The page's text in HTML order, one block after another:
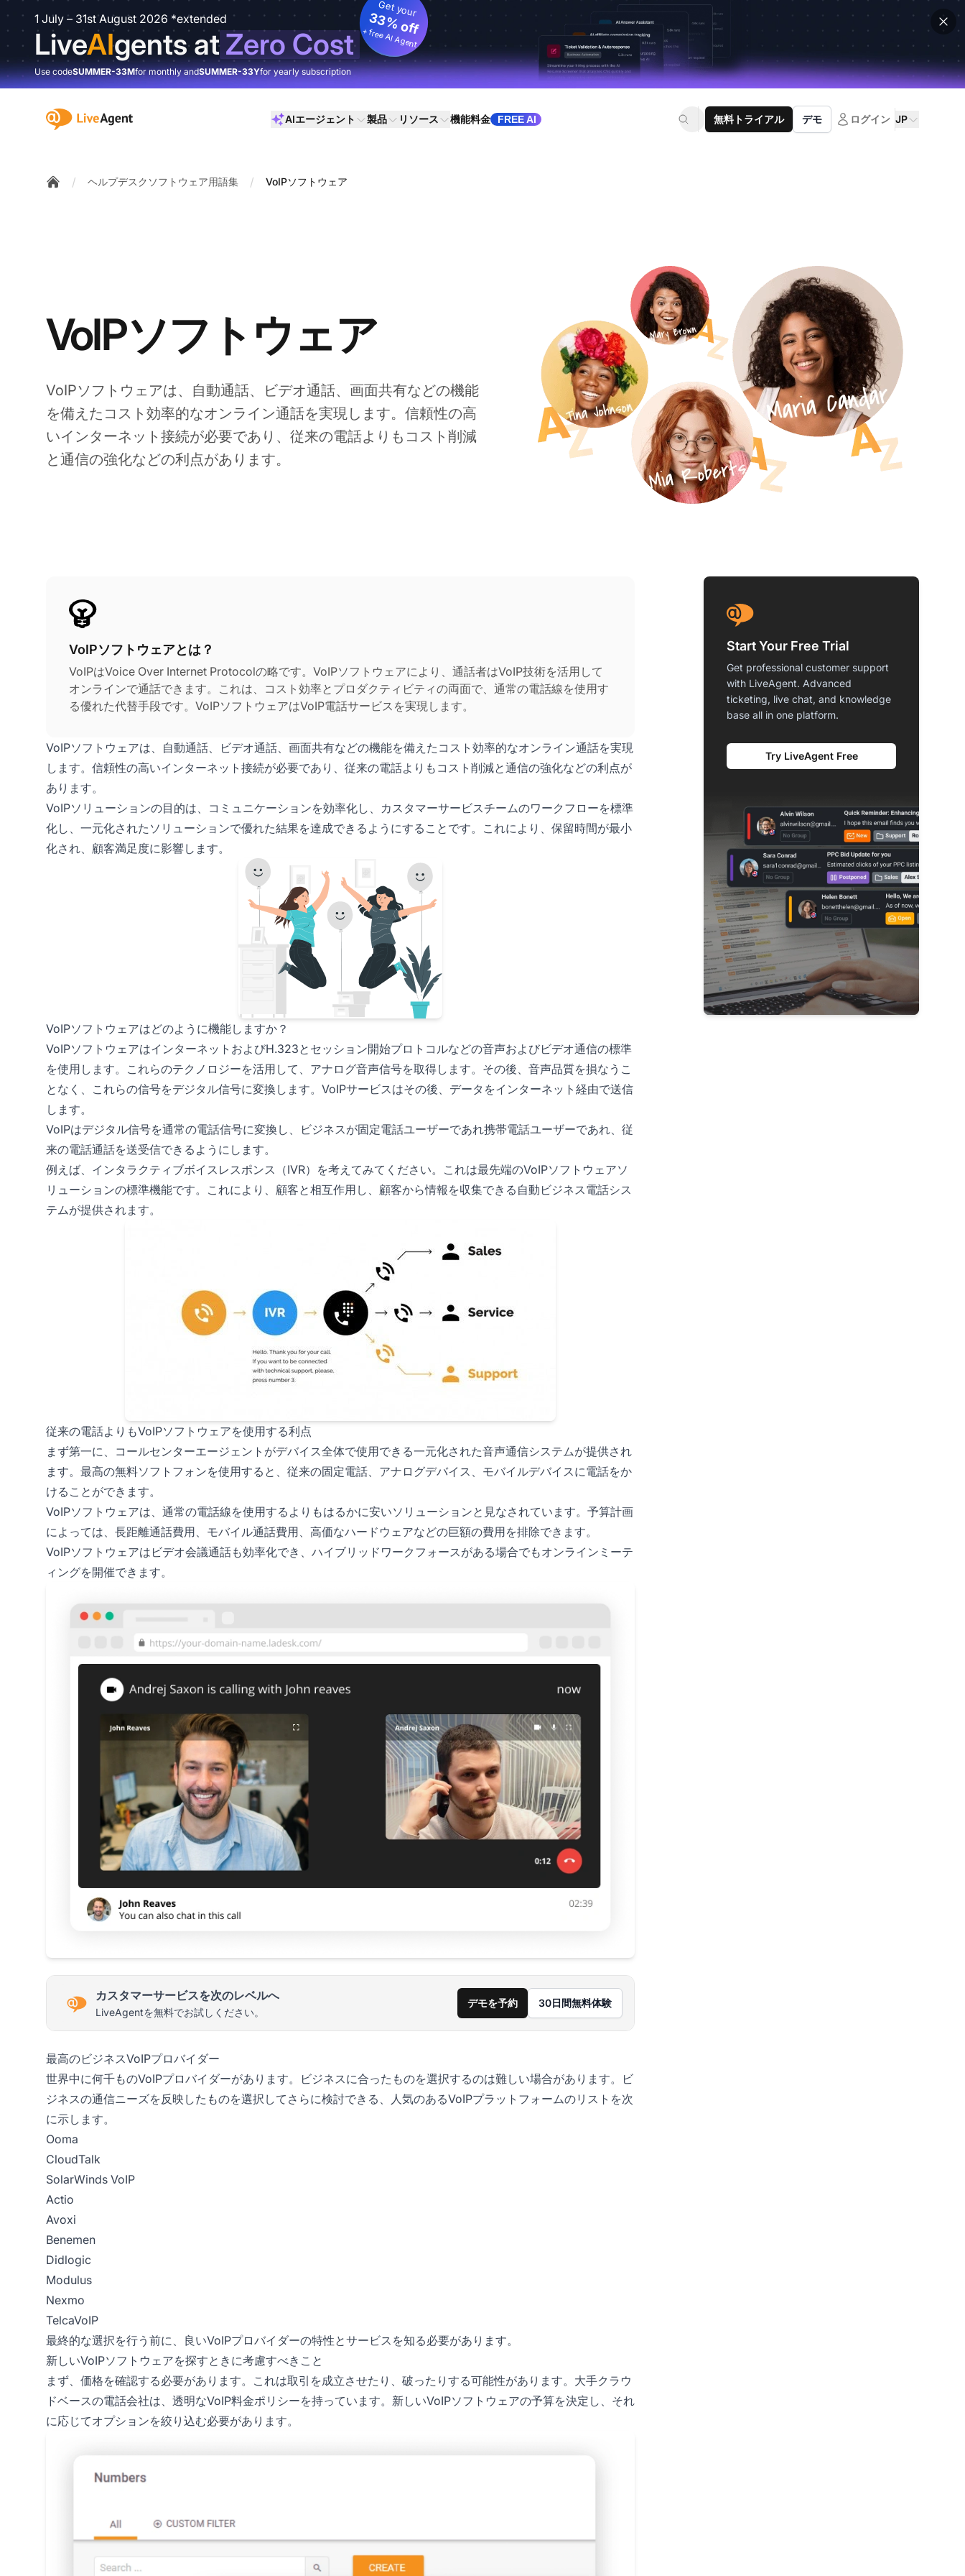
1 July – 31st August 2026 *extended
LiveAIgents atZero Cost
Get your
33% off
+ free AI Agent
Use codeSUMMER-33Mfor monthly andSUMMER-33Yfor yearly subscription
:site.title AIエージェント 製品 リソース 機能料金 FREE AI 無料トライアル デモ ログイン JP
/ ヘルプデスクソフトウェア用語集 / VoIPソフトウェア
VoIPソフトウェア
VoIPソフトウェアは、自動通話、ビデオ通話、画面共有などの機能
を備えたコスト効率的なオンライン通話を実現します。信頼性の高
いインターネット接続が必要であり、従来の電話よりもコスト削減
と通信の強化などの利点があります。
VoIPソフトウェアとは？
VoIPはVoice Over Internet Protocolの略です。VoIPソフトウェアにより、通話者はVoIP技術を活用して
オンラインで通話できます。これは、コスト効率とプロダクティビティの両面で、通常の電話線を使用す
る優れた代替手段です。VoIPソフトウェアはVoIP電話サービスを実現します。
VoIPソフトウェアは、自動通話、ビデオ通話、画面共有などの機能を備えたコスト効率的なオンライン通話を実現
します。信頼性の高いインターネット接続が必要であり、従来の電話よりもコスト削減と通信の強化などの利点が
あります。
VoIPソリューションの目的は、コミュニケーションを効率化し、カスタマーサービスチームのワークフローを標準
化し、一元化されたソリューションで優れた結果を達成できるようにすることです。これにより、保留時間が最小
化され、顧客満足度に影響します。
VoIPソフトウェアはどのように機能しますか？
VoIPソフトウェアはインターネットおよびH.323とセッション開始プロトコルなどの音声およびビデオ通信の標準
を使用します。これらのテクノロジーを活用して、アナログ音声信号を取得します。その後、音声品質を損なうこ
となく、これらの信号をデジタル信号に変換します。VoIPサービスはその後、データをインターネット経由で送信
します。
VoIPはデジタル信号を通常の電話信号に変換し、ビジネスが固定電話ユーザーであれ携帯電話ユーザーであれ、従
来の電話通話を送受信できるようにします。
例えば、インタラクティブボイスレスポンス（IVR）を考えてみてください。これは最先端のVoIPソフトウェアソ
リューションの標準機能です。これにより、顧客と相互作用し、顧客から情報を収集できる自動ビジネス電話シス
テムが提供されます。
従来の電話よりもVoIPソフトウェアを使用する利点
まず第一に、コールセンターエージェントがデバイス全体で使用できる一元化された音声通信システムが提供され
ます。最高の無料ソフトフォンを使用すると、従来の固定電話、アナログデバイス、モバイルデバイスに電話をか
けることができます。
VoIPソフトウェアは、通常の電話線を使用するよりもはるかに安いソリューションと見なされています。予算計画
によっては、長距離通話費用、モバイル通話費用、高価なハードウェアなどの巨額の費用を排除できます。
VoIPソフトウェアはビデオ会議通話も効率化でき、ハイブリッドワークフォースがある場合でもオンラインミーテ
ィングを開催できます。
カスタマーサービスを次のレベルへ
LiveAgentを無料でお試しください。
デモを予約 30日間無料体験
最高のビジネスVoIPプロバイダー
世界中に何千ものVoIPプロバイダーがあります。ビジネスに合ったものを選択するのは難しい場合があります。ビ
ジネスの通信ニーズを反映したものを選択してさらに検討できる、人気のあるVoIPプラットフォームのリストを次
に示します。
Ooma
CloudTalk
SolarWinds VoIP
Actio
Avoxi
Benemen
Didlogic
Modulus
Nexmo
TelcaVoIP
最終的な選択を行う前に、良いVoIPプロバイダーの特性とサービスを知る必要があります。
新しいVoIPソフトウェアを探すときに考慮すべきこと
まず、価格を確認する必要があります。これは取引を成立させたり、破ったりする可能性があります。大手クラウ
ドベースの電話会社は、透明なVoIP料金ポリシーを持っています。新しいVoIPソフトウェアの予算を決定し、それ
に応じてオプションを絞り込む必要があります。
Start Your Free Trial
Get professional customer support
with LiveAgent. Advanced
ticketing, live chat, and knowledge
base all in one platform.
Try LiveAgent Free